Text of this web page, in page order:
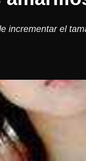
incrementar el